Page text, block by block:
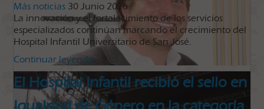
Más noticias 30 Junio 2026
La innovación y el fortalecimiento de los servicios
especializados continúan marcando el crecimiento del
Hospital Infantil Universitario de San José.
Continuar leyendo
El Hospital Infantil recibió el sello en